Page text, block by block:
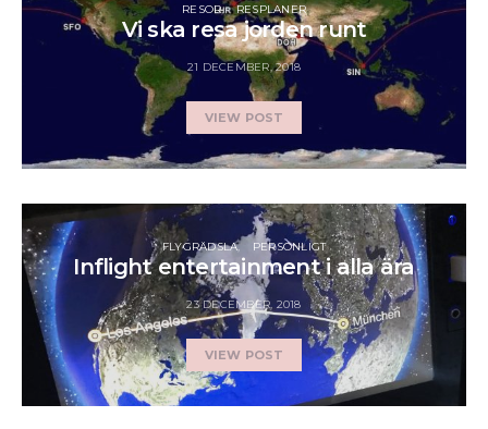
RESOR RESPLANER
Vi ska resa jorden runt
21 DECEMBER, 2018
VIEW POST
FLYGRÄDSLA PERSONLIGT
Inflight entertainment i alla ära
23 DECEMBER, 2018
VIEW POST